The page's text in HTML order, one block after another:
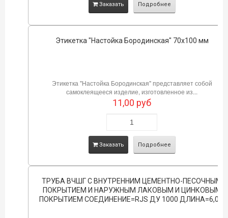
Заказать Подробнее
Этикетка "Настойка Бородинская" 70х100 мм
Этикетка "Настойка Бородинская" представляет собой
самоклеящееся изделие, изготовленное из...
11,00 руб
Заказать Подробнее
ТРУБА ВЧШГ С ВНУТРЕННИМ ЦЕМЕНТНО-ПЕСОЧНЫМ
ПОКРЫТИЕМ И НАРУЖНЫМ ЛАКОВЫМ И ЦИНКОВЫМ
ПОКРЫТИЕМ СОЕДИНЕНИЕ=RJS ДУ 1000 ДЛИНА=6,0М